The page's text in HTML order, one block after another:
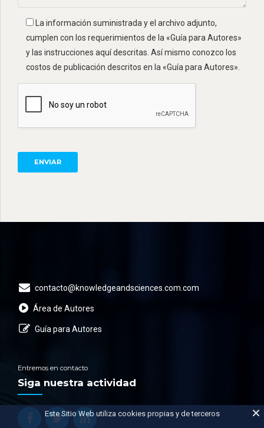
La información suministrada y el archivo adjunto,
cumplen con los requerimientos de la «Guía para Autores»
y las instrucciones aquí descritas. Así mismo conozco los
costos de publicación descritos en la «Guía para Autores».
contacto@knowledgeandsciences.com.com
Área de Autores
Guía para Autores
Entremos en contacto
Siga nuestra actividad
Este Sitio Web utiliza cookies propias y de terceros